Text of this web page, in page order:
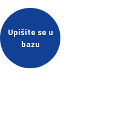
Upišite se u
bazu